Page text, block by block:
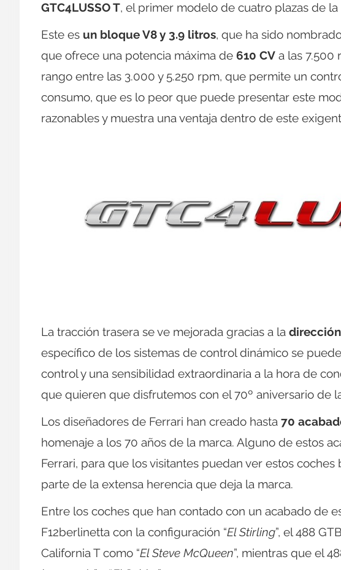
GTC4LUSSO T, el primer modelo de cuatro plazas de
Este es un bloque V8 y 3.9 litros, que ha sido
que ofrece una potencia máxima de 610 CV a las 7.500
rango entre las 3.000 y 5.250 rpm, que permite un
consumo, que es lo peor que puede presentar este
razonables y muestra una ventaja dentro de este
La tracción trasera se ve mejorada gracias a la
específico de los sistemas de control dinámico se
control y una sensibilidad extraordinaria a la hora de
que quieren que disfrutemos con el 70º aniversario de
Los diseñadores de Ferrari han creado hasta 70
homenaje a los 70 años de la marca. Alguno de estos
Ferrari, para que los visitantes puedan ver estos
parte de la extensa herencia que deja la marca.
Entre los coches que han contado con un acabado de
F12berlinetta con la configuración “El Stirling”, el 488
California T como “El Steve McQueen”, mientras que el